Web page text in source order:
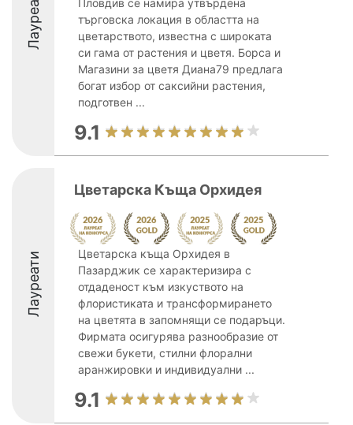
Лауреати
Пловдив се намира утвърдена
търговска локация в областта на
цветарството, известна с широката
си гама от растения и цветя. Борса и
Магазини за цветя Диана79 предлага
богат избор от саксийни растения,
подготвен ...
9.1
Лауреати
Цветарска Къща Орхидея
Цветарска къща Орхидея в
Пазарджик се характеризира с
отдаденост към изкуството на
флористиката и трансформирането
на цветята в запомнящи се подаръци.
Фирмата осигурява разнообразие от
свежи букети, стилни флорални
аранжировки и индивидуални ...
9.1